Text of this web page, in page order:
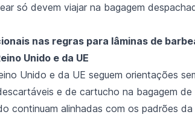
só devem viajar na bagagem
nas regras para lâminas de
Unido e da UE
Unido e da UE seguem orientações
e de cartucho na bagagem
continuam alinhadas com os padrões